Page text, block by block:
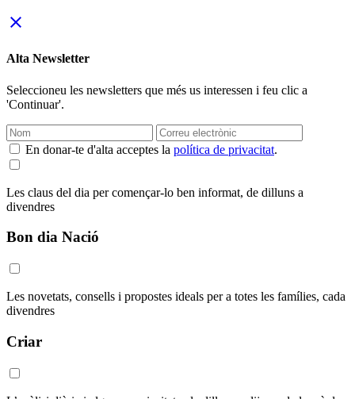
close
Alta Newsletter
Seleccioneu les newsletters que més us interessen i feu clic a
'Continuar'.
En donar-te d'alta acceptes la política de privacitat.
Les claus del dia per començar-lo ben informat, de dilluns a
divendres
Bon dia Nació
Les novetats, consells i propostes ideals per a totes les famílies, cada
divendres
Criar